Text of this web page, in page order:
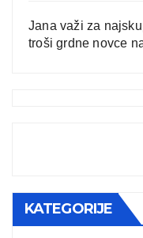
Jana važi za
troši grdne novce
KATEGORIJE